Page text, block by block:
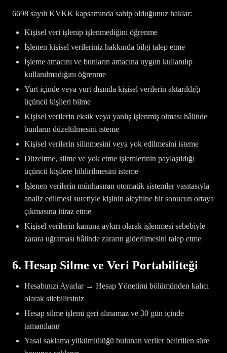
6698 sayılı KVKK kapsamında sahip olduğunuz haklar:
Kişisel veri işlenip işlenmediğini öğrenme
İşlenen kişisel verileriniz hakkında bilgi talep etme
İşleme amacını ve bunların amacına uygun kullanılıp
kullanılmadığını öğrenme
Yurt içinde veya yurt dışında kişisel verilerin aktarıldığı
üçüncü kişileri bilme
Kişisel verilerin eksik veya yanlış işlenmiş olması hâlinde
bunların düzeltilmesini isteme
Kişisel verilerin silinmesini veya yok edilmesini isteme
Düzeltme, silme ve yok etme işlemlerinin paylaşıldığı
üçüncü kişilere bildirilmesini isteme
İşlenen verilerin münhasıran otomatik sistemler vasıtasıyla
analiz edilmesi suretiyle kişinin aleyhine bir sonucun ortaya
çıkmasına itiraz etme
Kişisel verilerin kanuna aykırı olarak işlenmesi sebebiyle
zarara uğraması hâlinde zararın giderilmesini talep etme
6. Hesap Silme ve Veri Portabiliteği
Hesabınızı Ayarlar → Hesap Yönetimi bölümünden kalıcı
olarak silebilirsiniz
Hesap silme işlemi geri alınamaz ve 30 gün içinde
tamamlanır
Yasal saklama yükümlülüğü bulunan veriler belirtilen süre